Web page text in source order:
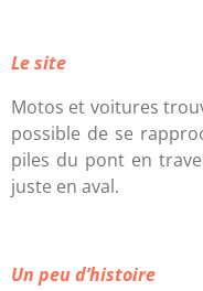
Le site
Motos et voitures
possible de se
piles du pont en
juste en aval.
Un peu d’histoire